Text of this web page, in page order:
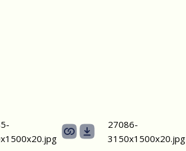
27086-
3150х1500х20.jpg